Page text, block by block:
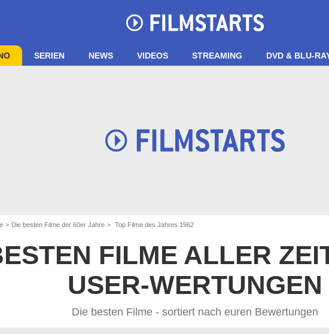
SERIEN NEWS VIDEOS STREAMING DVD & BLU-
Die besten Filme der 60er Jahre Top Filme des Jahres 1962
FILME ALLER
USER-WERTUNGEN
Die besten Filme - sortiert nach euren Bewertungen